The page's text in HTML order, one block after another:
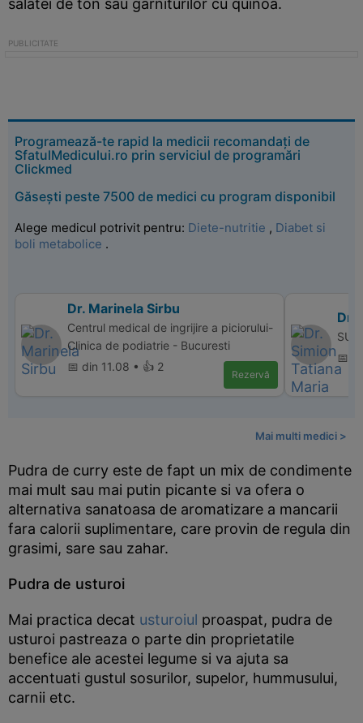
salatei de ton sau garniturilor cu quinoa.
Programează-te rapid la medicii recomandați de
SfatulMedicului.ro prin serviciul de programări
Clickmed
Găsești peste 7500 de medici cu program disponibil
Alege medicul potrivit pentru: Diete-nutritie , Diabet si
boli metabolice .
Dr. Marinela Sirbu
Centrul medical de ingrijire a piciorului-
Clinica de podiatrie - Bucuresti
📅 din 11.08 • 👍 2
Rezervă
Dr.
📅
Mai multi medici >
Pudra de curry este de fapt un mix de condimente
mai mult sau mai putin picante si va ofera o
alternativa sanatoasa de aromatizare a mancarii
fara calorii suplimentare, care provin de regula din
grasimi, sare sau zahar.
Pudra de usturoi
Mai practica decat usturoiul proaspat, pudra de
usturoi pastreaza o parte din proprietatile
benefice ale acestei legume si va ajuta sa
accentuati gustul sosurilor, supelor, hummusului,
carnii etc.